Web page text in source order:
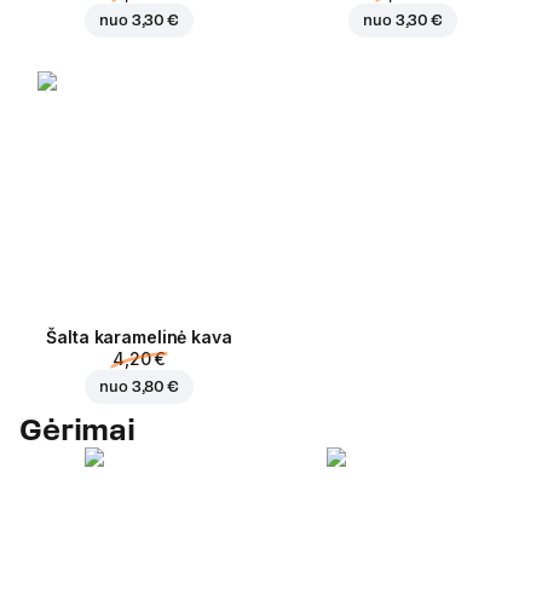
nuo 3,30 € nuo 3,30 €
Šalta karamelinė kava
4,20 €
nuo 3,80 €
Gėrimai